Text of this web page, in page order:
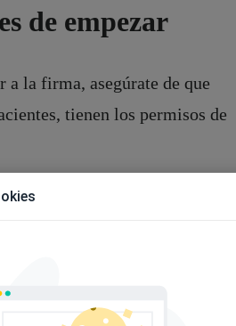
de empezar
a la firma, asegúrate de que
tienen los permisos de
Permisos y habilita los